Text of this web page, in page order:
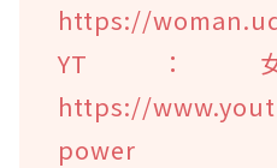
https://
YT：
https://
power